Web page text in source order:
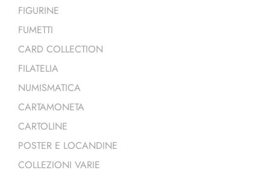
FIGURINE
FUMETTI
CARD COLLECTION
FILATELIA
NUMISMATICA
CARTAMONETA
CARTOLINE
POSTER E LOCANDINE
COLLEZIONI VARIE